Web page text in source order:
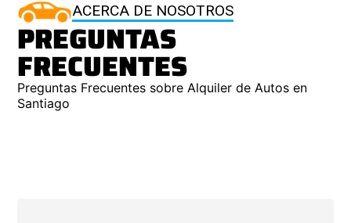
ACERCA DE NOSOTROS
PREGUNTAS
FRECUENTES
Preguntas Frecuentes sobre Alquiler de Autos en
Santiago